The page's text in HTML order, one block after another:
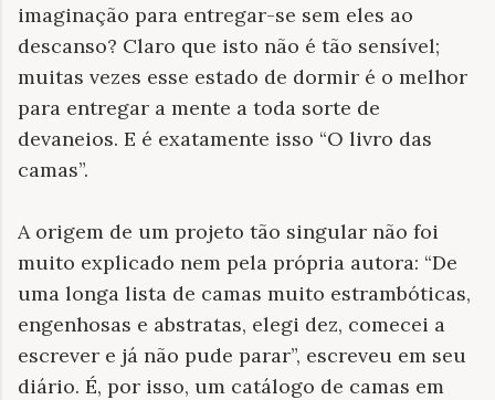
imaginação para entregar-se sem eles ao
descanso? Claro que isto não é tão sensível;
muitas vezes esse estado de dormir é o melhor
para entregar a mente a toda sorte de
devaneios. E é exatamente isso “O livro das
camas”.
A origem de um projeto tão singular não foi
muito explicado nem pela própria autora: “De
uma longa lista de camas muito estrambóticas,
engenhosas e abstratas, elegi dez, comecei a
escrever e já não pude parar”, escreveu em seu
diário. É, por isso, um catálogo de camas em